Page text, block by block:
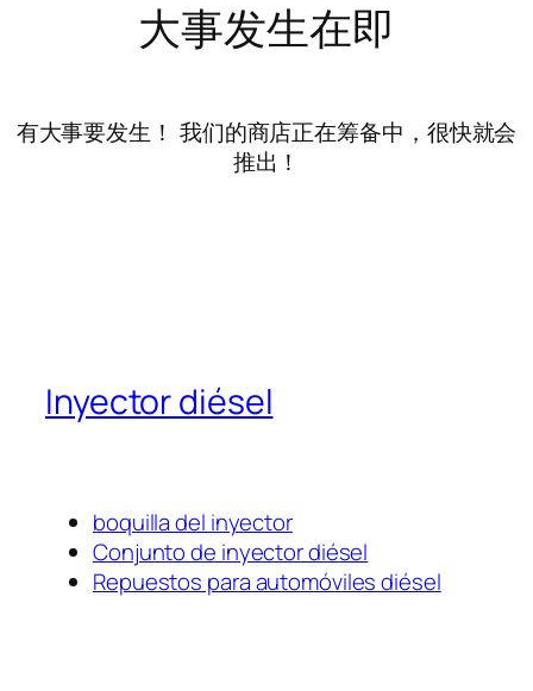
大事发生在即
有大事要发生！ 我们的商店正在筹备中，很快就会
推出！
Inyector diésel
boquilla del inyector
Conjunto de inyector diésel
Repuestos para automóviles diésel